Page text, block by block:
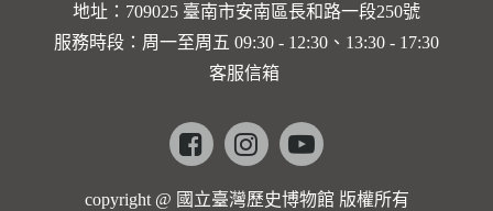
地址：709025 臺南市安南區長和路一段250號
服務時段：周一至周五 09:30 - 12:30、13:30 - 17:30
客服信箱
Facebookinstagramyoutube
copyright @ 國立臺灣歷史博物館 版權所有